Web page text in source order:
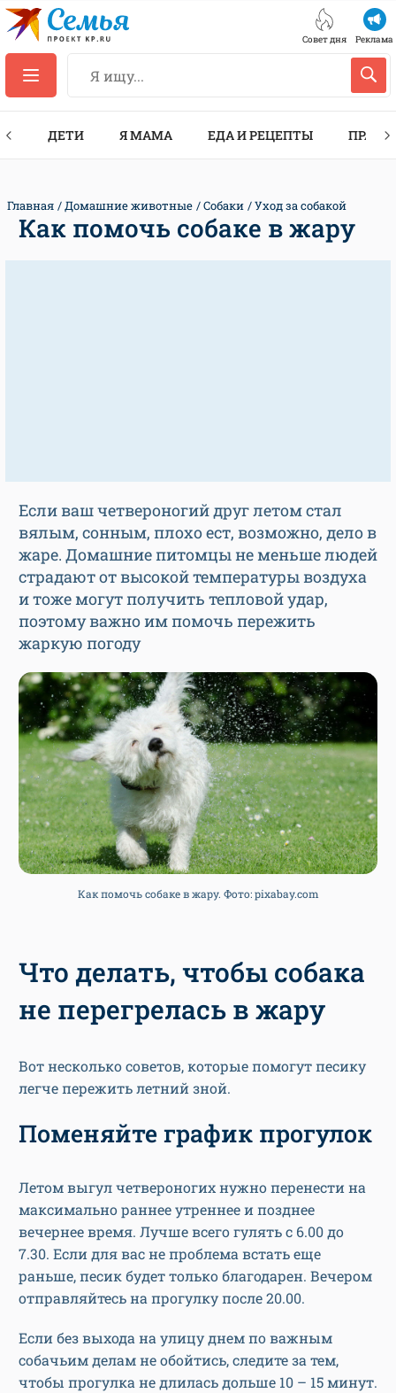
Совет дня Реклама
ДЕТИ Я МАМА ЕДА И РЕЦЕПТЫ
Главная Домашние животные Собаки Уход за собакой
Как помочь собаке в жару
Если ваш четвероногий друг летом стал
вялым, сонным, плохо ест, возможно, дело в
жаре. Домашние питомцы не меньше людей
страдают от высокой температуры воздуха
и тоже могут получить тепловой удар,
поэтому важно им помочь пережить
жаркую погоду
Как помочь собаке в жару. Фото: pixabay.com
Что делать, чтобы собака
не перегрелась в жару
Вот несколько советов, которые помогут песику
легче пережить летний зной.
Поменяйте график прогулок
Летом выгул четвероногих нужно перенести на
максимально раннее утреннее и позднее
вечернее время. Лучше всего гулять с 6.00 до
7.30. Если для вас не проблема встать еще
раньше, песик будет только благодарен. Вечером
отправляйтесь на прогулку после 20.00.
Если без выхода на улицу днем по важным
собачьим делам не обойтись, следите за тем,
чтобы прогулка не длилась дольше 10 – 15 минут.